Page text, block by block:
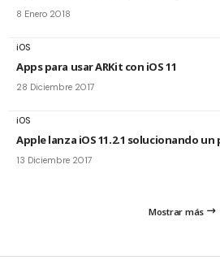
8 Enero 2018
iOS
Apps para usar ARKit con iOS 11
28 Diciembre 2017
iOS
Apple lanza iOS 11.2.1 solucionando
13 Diciembre 2017
Mostrar más